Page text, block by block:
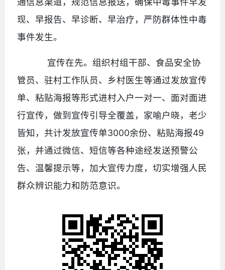
现、早报告、早诊断、早治疗，严防群体性中毒
事件发生。
宣传在先。组织村组干部、食品安全协
管员、驻村工作队员、乡村医生等通过发放宣传
单、粘贴海报等形式进村入户一对一、面对面进
行宣传，做到宣传引导全覆盖，家喻户晓，老少
皆知，共计发放宣传单3000余份、粘贴海报49
张，并通过微信、短信等各种途经发送预警公
告、温馨提示等，加大宣传力度，切实增强人民
群众辨识能力和防范意识。